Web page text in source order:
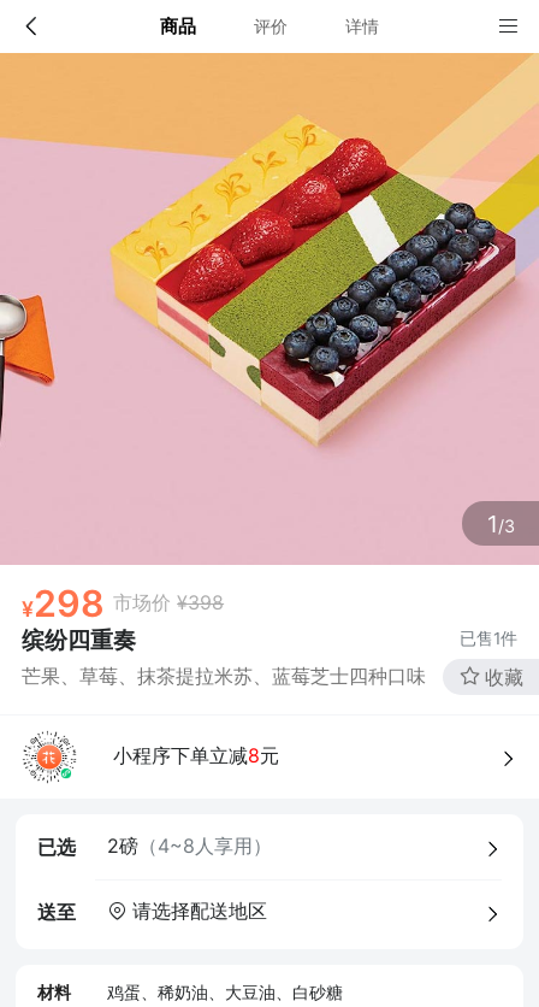
商品 评价 详情
1/3
298 市场价 ¥398
缤纷四重奏 已售1件
芒果、草莓、抹茶提拉米苏、蓝莓芝士四种口味 收藏
小程序下单立减8元
已选 2磅（4~8人享用）
送至 请选择配送地区
材料 鸡蛋、稀奶油、大豆油、白砂糖
配送说明
确定
店铺信息
cakeonly专爱蛋糕
广州市荔湾区葵蓬穗盐路5号C座三楼
3、营业执照
4、食品经营许可证